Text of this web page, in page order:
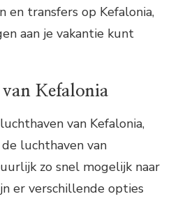
en transfers op Kefalonia,
aan je vakantie kunt
Kefalonia
van Kefalonia,
luchthaven van
zo snel mogelijk naar
er verschillende opties